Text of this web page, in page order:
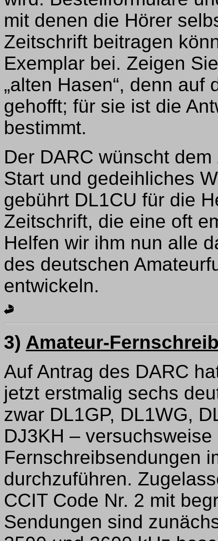
mit denen die Hörer
Zeitschrift beitragen
Exemplar bei. Zeigen
„alten Hasen“, denn
gehofft; für sie ist die
bestimmt.
Der DARC wünscht dem
Start und gedeihliches
gebührt DL1CU für die
Zeitschrift, die eine oft
Helfen wir ihm nun alle
des deutschen
entwickeln.
3) Amateur-
Auf Antrag des DARC
jetzt erstmalig sechs
zwar DL1GP, DL1WG,
DJ3KH –
Fernschreibsendungen
durchzuführen.
CCIT Code Nr. 2 mit
Sendungen sind